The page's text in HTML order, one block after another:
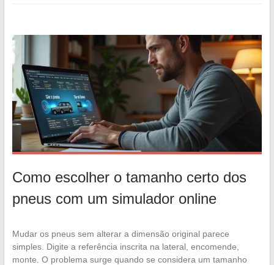
Como escolher o tamanho certo dos
pneus com um simulador online
Mudar os pneus sem alterar a dimensão original parece
simples. Digite a referência inscrita na lateral, encomende,
monte. O problema surge quando se considera um tamanho